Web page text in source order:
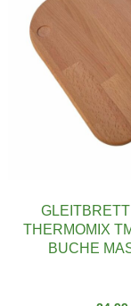
THERMOMIX
BUCHE